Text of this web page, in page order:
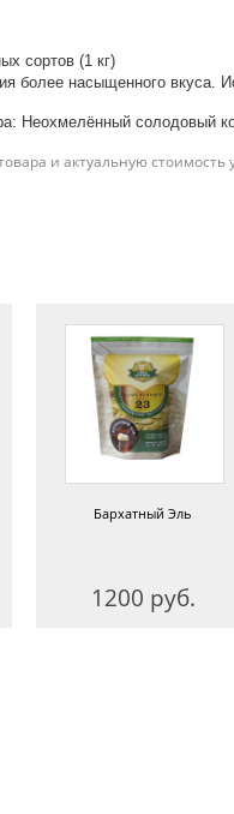
сортов (1 кг)
более насыщенного вкуса.
Неохмелённый солодовый
и актуальную стоимость
Бархатный Эль
1200 руб.